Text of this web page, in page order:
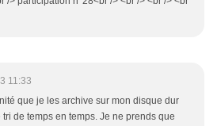
11:33
que je les archive sur mon disque dur
de temps en temps. Je ne prends que